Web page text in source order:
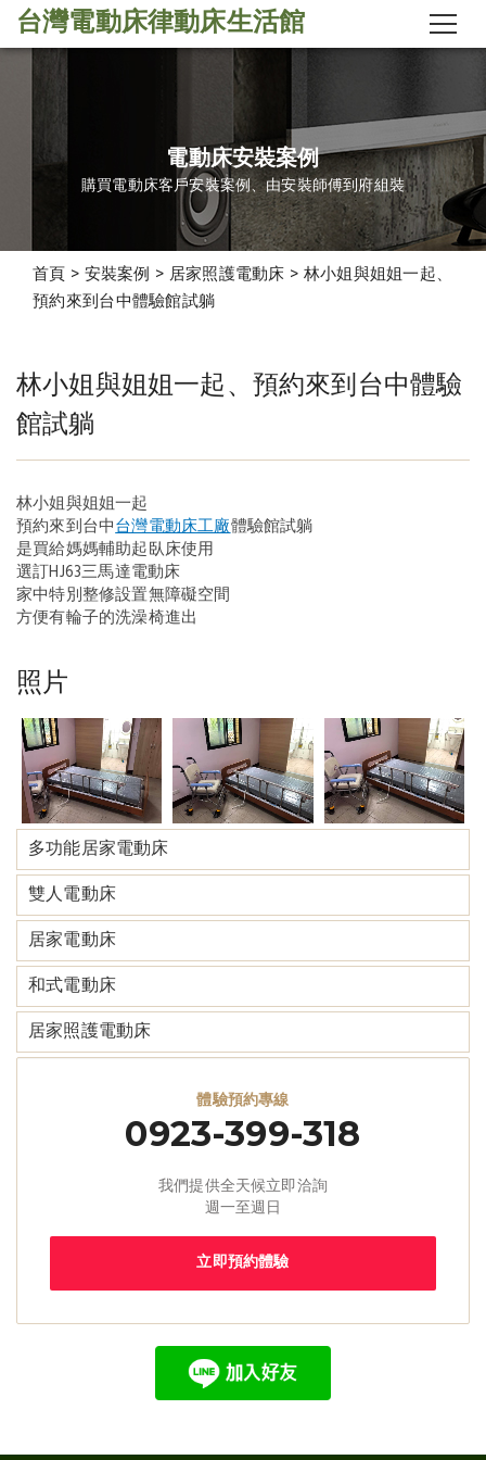
台灣電動床律動床生活館
電動床安裝案例
購買電動床客戶安裝案例、由安裝師傅到府組裝
首頁 > 安裝案例 > 居家照護電動床 > 林小姐與姐姐一起、
預約來到台中體驗館試躺
林小姐與姐姐一起、預約
來到台中體驗館試躺
林小姐與姐姐一起、預約來到台中體驗
館試躺
林小姐與姐姐一起
預約來到台中台灣電動床工廠體驗館試躺
是買給媽媽輔助起臥床使用
選訂HJ63三馬達電動床
家中特別整修設置無障礙空間
方便有輪子的洗澡椅進出
照片
多功能居家電動床
雙人電動床
居家電動床
和式電動床
居家照護電動床
體驗預約專線
0923-399-318
我們提供全天候立即洽詢
週一至週日
立即預約體驗